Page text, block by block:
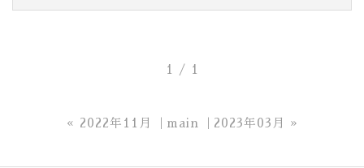
1 / 1
« 2022年11月 main 2023年03月 »